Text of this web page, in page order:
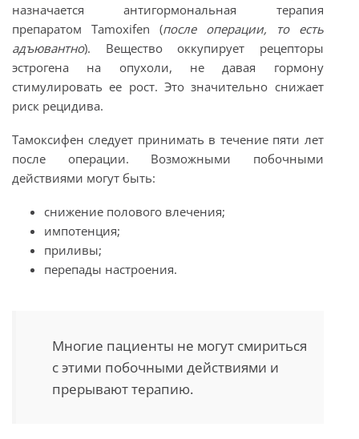
назначается антигормональная терапия
препаратом Tamoxifen (после операции, то есть
адъювантно). Вещество оккупирует рецепторы
эстрогена на опухоли, не давая гормону
стимулировать ее рост. Это значительно снижает
риск рецидива.
Тамоксифен следует принимать в течение пяти лет
после операции. Возможными побочными
действиями могут быть:
снижение полового влечения;
импотенция;
приливы;
перепады настроения.
Многие пациенты не могут смириться
с этими побочными действиями и
прерывают терапию.